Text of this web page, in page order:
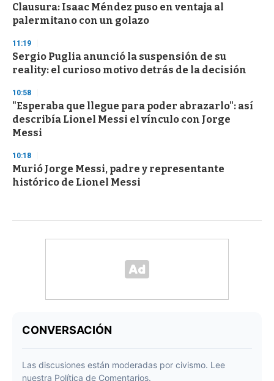
Clausura: Isaac Méndez puso en ventaja al
palermitano con un golazo
11:19
Sergio Puglia anunció la suspensión de su
reality: el curioso motivo detrás de la decisión
10:58
"Esperaba que llegue para poder abrazarlo": así
describía Lionel Messi el vínculo con Jorge
Messi
10:18
Murió Jorge Messi, padre y representante
histórico de Lionel Messi